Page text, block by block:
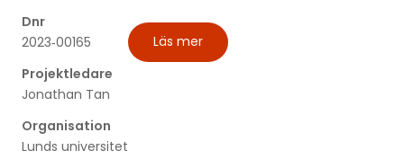
Dnr
2023‐00165
Projektledare
Jonathan Tan
Organisation
Lunds universitet
Läs mer